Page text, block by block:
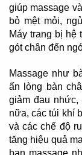
giúp massage
bỏ mệt mỏi,
Máy trang bị hệ
gót chân đến
Massage như
ấn lòng bàn
giảm đau
nữa, các túi khí
và các chế độ
tăng hiệu quả
bạn massage